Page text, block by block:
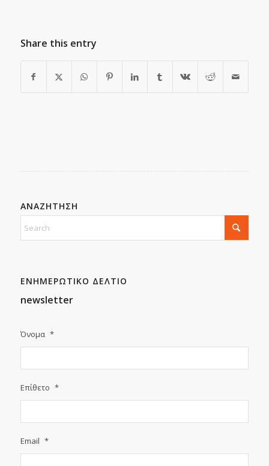
Share this entry
ΑΝΑΖΗΤΗΣΗ
ΕΝΗΜΕΡΩΤΙΚΟ ΔΕΛΤΙΟ
newsletter
Όνομα *
Επίθετο *
Email *